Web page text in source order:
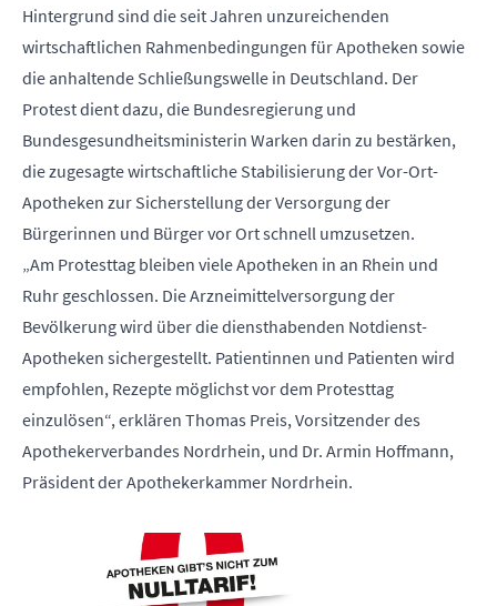
Hintergrund sind die seit Jahren unzureichenden
wirtschaftlichen Rahmenbedingungen für Apotheken sowie
die anhaltende Schließungswelle in Deutschland. Der
Protest dient dazu, die Bundesregierung und
Bundesgesundheitsministerin Warken darin zu bestärken,
die zugesagte wirtschaftliche Stabilisierung der Vor-Ort-
Apotheken zur Sicherstellung der Versorgung der
Bürgerinnen und Bürger vor Ort schnell umzusetzen.
„Am Protesttag bleiben viele Apotheken in an Rhein und
Ruhr geschlossen. Die Arzneimittelversorgung der
Bevölkerung wird über die diensthabenden Notdienst-
Apotheken sichergestellt. Patientinnen und Patienten wird
empfohlen, Rezepte möglichst vor dem Protesttag
einzulösen“, erklären Thomas Preis, Vorsitzender des
Apothekerverbandes Nordrhein, und Dr. Armin Hoffmann,
Präsident der Apothekerkammer Nordrhein.